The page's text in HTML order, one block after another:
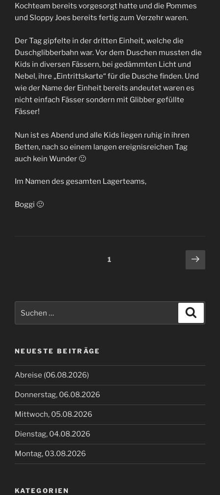
Kochteam bereits vorgesorgt hatte und die Pommes
und Sloppy Joes bereits fertig zum Verzehr waren.
Der Tag gipfelte in der dritten Einheit, welche die
Duschglibberbahn war. Vor dem Duschen mussten die
Kids in diversen Fässern, bei gedämmten Licht und
Nebel, ihre „Eintrittskarte“ für die Dusche finden. Und
wie der Name der Einheit bereits andeutet waren es
nicht einfach Fässer sondern mit Glibber gefüllte
Fässer!
Nun ist es Abend und alle Kids liegen ruhig in ihren
Betten, nach so einem langen ereignisreichen Tag
auch kein Wunder 🙂
Im Namen des gesamten Lagerteams,
Boggi 🙂
Seitennummerierung
Seite1
nach:
NEUESTE BEITRÄGE
Abreise (06.08.2026)
Donnerstag, 06.08.2026
Mittwoch, 05.08.2026
Dienstag, 04.08.2026
Montag, 03.08.2026
KATEGORIEN